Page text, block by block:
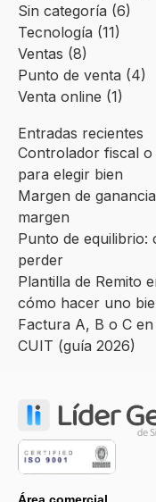
Sin categoría (6)
Tecnología (11)
Ventas (8)
Punto de venta (4)
Venta online (1)
Entradas recientes
Controlador fiscal
para elegir bien
Margen de
margen
Punto de equilibrio:
perder
Plantilla de Remito
cómo hacer uno
Factura A, B o C
CUIT (guía 2026)
Área comercial